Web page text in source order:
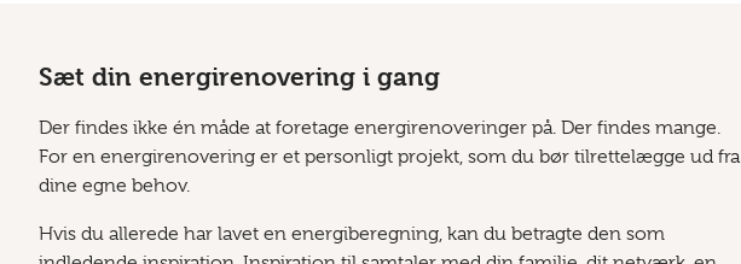
Sæt din energirenovering i gang
Der findes ikke én måde at foretage energirenoveringer på. Der findes mange.
For en energirenovering er et personligt projekt, som du bør tilrettelægge ud fra
dine egne behov.
Hvis du allerede har lavet en energiberegning, kan du betragte den som